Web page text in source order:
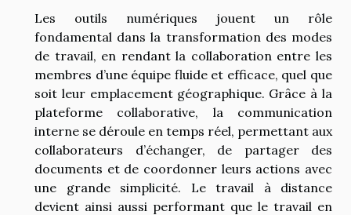
Les outils numériques jouent un rôle
fondamental dans la transformation des modes
de travail, en rendant la collaboration entre les
membres d’une équipe fluide et efficace, quel que
soit leur emplacement géographique. Grâce à la
plateforme collaborative, la communication
interne se déroule en temps réel, permettant aux
collaborateurs d’échanger, de partager des
documents et de coordonner leurs actions avec
une grande simplicité. Le travail à distance
devient ainsi aussi performant que le travail en